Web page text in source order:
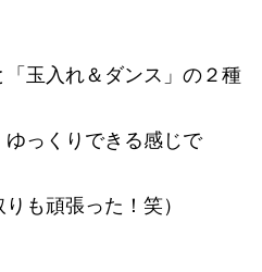
「玉入れ＆ダンス」の２種
っくりできる感じで
も頑張った！笑）